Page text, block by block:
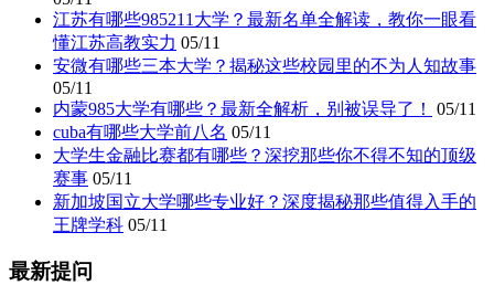
江苏有哪些985211大学？最新名单全解读，教你一眼看
懂江苏高教实力 05/11
安微有哪些三本大学？揭秘这些校园里的不为人知故事
05/11
内蒙985大学有哪些？最新全解析，别被误导了！
05/11
cuba有哪些大学前八名 05/11
大学生金融比赛都有哪些？深挖那些你不得不知的顶级
赛事 05/11
新加坡国立大学哪些专业好？深度揭秘那些值得入手的
王牌学科 05/11
最新提问